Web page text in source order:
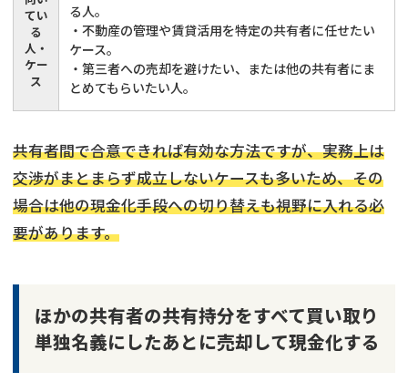
てい
る
人・
ケー
ス
る人。
・不動産の管理や賃貸活用を特定の共有者に任せたい
ケース。
・第三者への売却を避けたい、または他の共有者にま
とめてもらいたい人。
共有者間で合意できれば有効な方法ですが、実務上は
交渉がまとまらず成立しないケースも多いため、その
場合は他の現金化手段への切り替えも視野に入れる必
要があります。
ほかの共有者の共有持分をすべて買い取り
単独名義にしたあとに売却して現金化する